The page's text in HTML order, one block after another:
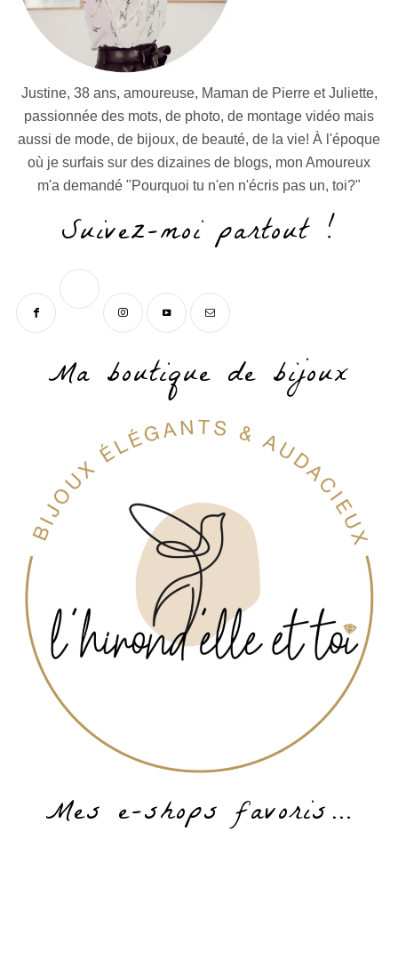
Justine, 38 ans, amoureuse, Maman de Pierre et Juliette,
passionnée des mots, de photo, de montage vidéo mais
aussi de mode, de bijoux, de beauté, de la vie! À l'époque
où je surfais sur des dizaines de blogs, mon Amoureux
m'a demandé "Pourquoi tu n'en n'écris pas un, toi?"
Suivez-moi partout !
Ma boutique de bijoux
Mes e-shops favoris…